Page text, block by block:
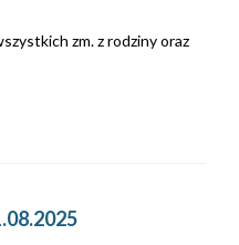
zm. z rodziny oraz